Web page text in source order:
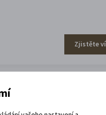
Zjistěte